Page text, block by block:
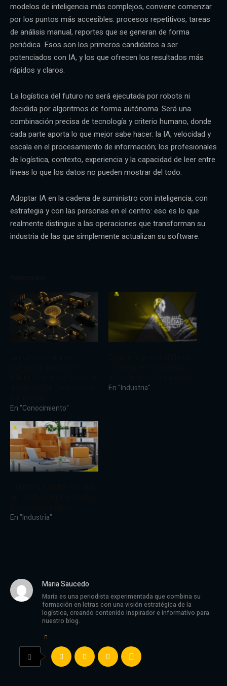
modelos de inteligencia más complejos, conviene comenzar
por los puntos más accesibles: procesos repetitivos, tareas
de análisis manual, reportes que se generan de forma
periódica. Esos son los primeros candidatos a ser
potenciados con IA, y los que ofrecen los resultados más
rápidos y claros.
La logística del futuro no será ejecutada por robots ni
decidida por algoritmos de forma autónoma. Será una
combinación precisa de tecnología y criterio humano, donde
cada parte aporta lo que mejor sabe hacer: la IA, velocidad y
escala en el procesamiento de información; los profesionales
de logística, contexto, experiencia y la capacidad de leer entre
líneas lo que los datos no pueden mostrar del todo.
Adoptar IA en la cadena de suministro con inteligencia, con
estrategia y con las personas en el centro: eso es lo que
realmente distingue a las operaciones que transforman su
industria de las que simplemente actualizan su software.
En "Conocimiento"
En "Industria"
En "Industria"
Maria Saucedo
María es una periodista experimentada que combina su
formación en letras con una visión estratégica de la
logística, creando contenido inspirador e informativo para
nuestro blog.